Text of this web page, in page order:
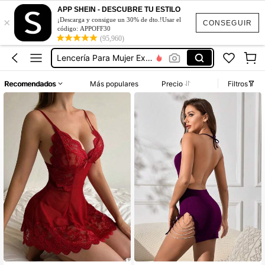
CONSEGUIR
×
APP SHEIN - DESCUBRE TU ESTILO
¡Descarga y consigue un 30% de dto.!Usar el
código: APPOFF30
(95,960)
Vestidos De Dormir
Lencería
Lencería Para Mujer Exótica
Sb2411298599437017
Vestidos De Dormir
Lencería
Recomendados Más populares Precio Filtros